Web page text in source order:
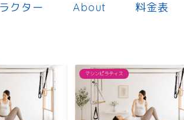
クター
About 料金表